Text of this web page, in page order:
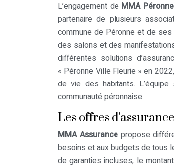
L’engagement de MMA Péronne
partenaire de plusieurs
commune de Péronne et de
des salons et des
différentes solutions
« Péronne Ville Fleurie » en
de vie des habitants.
communauté péronnaise.
Les offres
MMA Assurance propose
besoins et aux budgets de tous
de garanties incluses, le